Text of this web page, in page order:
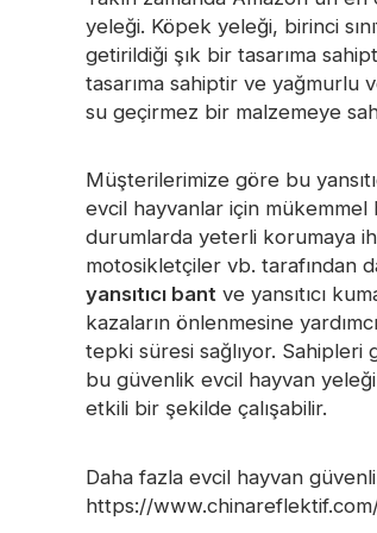
Karanlıkta Parlayan Malzeme
yeleği. Köpek yeleği, birinci
getirildiği şık bir tasarıma
tasarıma sahiptir ve yağmurlu
su geçirmez bir malzemeye
Müşterilerimize göre bu
evcil hayvanlar için
durumlarda yeterli korumaya
motosikletçiler vb. tarafından
yansıtıcı bant ve yansıtıcı
kazaların önlenmesine
tepki süresi sağlıyor. Sahipleri
bu güvenlik evcil hayvan yeleği
etkili bir şekilde çalışabilir.
Daha fazla evcil hayvan
https://